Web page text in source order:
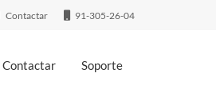
Contactar 91-305-26-04
Contactar Soporte